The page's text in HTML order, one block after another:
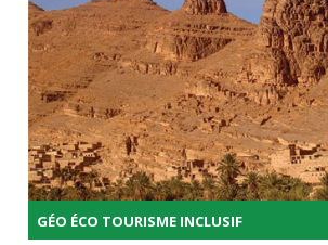
GÉO ÉCO TOURISME INCLUSIF